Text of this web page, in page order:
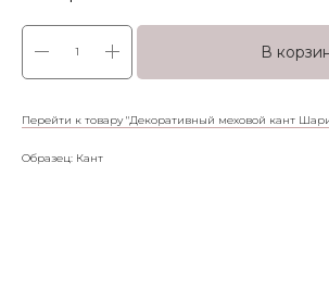
В
Перейти к товару "Декоративный меховой кант
Образец: Кант